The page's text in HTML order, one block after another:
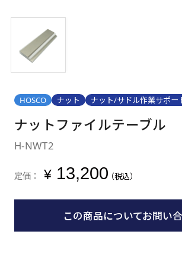
HOSCO ナット ナット/サドル作業サポー
ナットファイルテーブル
H-NWT2
定価： ¥13,200（税込）
この商品についてお問い